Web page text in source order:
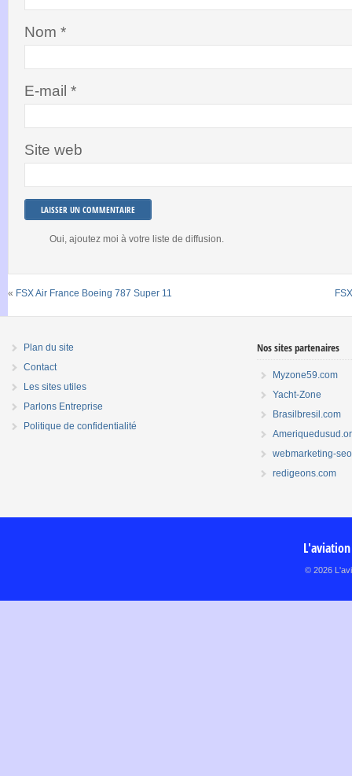
Nom *
E-mail *
Site web
Oui, ajoutez moi à votre liste de diffusion.
« FSX Air France Boeing 787 Super 11
Plan du site
Contact
Les sites utiles
Parlons Entreprise
Politique de confidentialité
Nos sites partenaires
Myzone59.com
Yacht-Zone
Brasilbresil.com
webmarketing-
redigeons.com
© 2026